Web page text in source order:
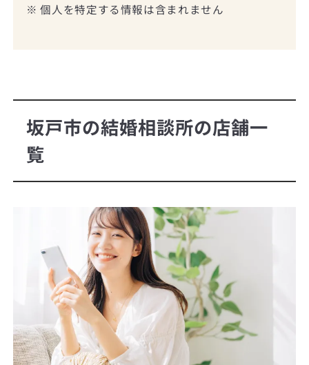
※ 個人を特定する情報は含まれません
坂戸市の結婚相談所の店舗一
覧